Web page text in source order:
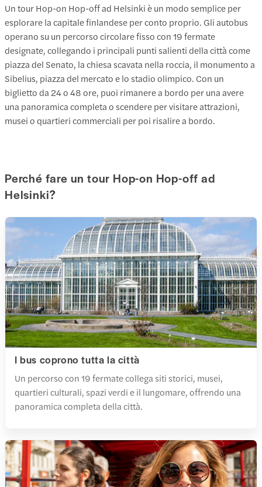
Un tour Hop-on Hop-off ad Helsinki è un modo semplice per
esplorare la capitale finlandese per conto proprio. Gli autobus
operano su un percorso circolare fisso con 19 fermate
designate, collegando i principali punti salienti della città come
piazza del Senato, la chiesa scavata nella roccia, il monumento a
Sibelius, piazza del mercato e lo stadio olimpico. Con un
biglietto da 24 o 48 ore, puoi rimanere a bordo per una avere
una panoramica completa o scendere per visitare attrazioni,
musei o quartieri commerciali per poi risalire a bordo.
Perché fare un tour Hop-on Hop-off ad
Helsinki?
I bus coprono tutta la città
Un percorso con 19 fermate collega siti storici, musei,
quartieri culturali, spazi verdi e il lungomare, offrendo una
panoramica completa della città.